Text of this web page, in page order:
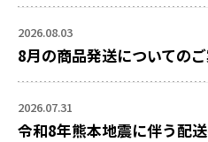
2026.08.03
8月の商品発送についての
2026.07.31
令和8年熊本地震に伴う配